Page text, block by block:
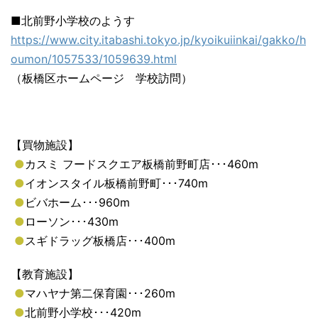
■北前野小学校のようす
https://www.city.itabashi.tokyo.jp/kyoikuiinkai/gakko/h
oumon/1057533/1059639.html
（板橋区ホームページ 学校訪問）
【買物施設】
●カスミ フードスクエア板橋前野町店･･･460m
●イオンスタイル板橋前野町･･･740m
● ビバホーム･･･960m
● ローソン･･･430m
●スギドラッグ板橋店･･･400m
【教育施設】
●マハヤナ第二保育園･･･260m
●北前野小学校･･･420m